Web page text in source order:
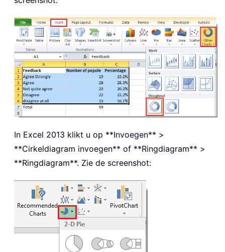
In Excel 2013 klikt u op **Invoegen** >
**Cirkeldiagram invoegen** of **Ringdiagram** >
**Ringdiagram**. Zie de screenshot: